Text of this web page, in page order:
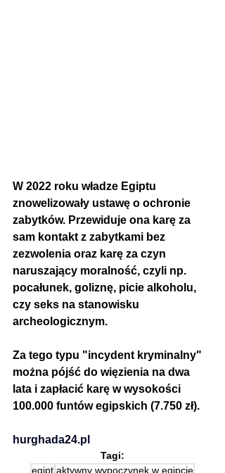
W 2022 roku władze Egiptu
znowelizowały ustawę o ochronie
zabytków. Przewiduje ona karę za
sam kontakt z zabytkami bez
zezwolenia oraz karę za czyn
naruszający moralność, czyli np.
pocałunek, goliznę, picie alkoholu,
czy seks na stanowisku
archeologicznym.
Za tego typu "incydent kryminalny"
można pójść do więzienia na dwa
lata i zapłacić karę w wysokości
100.000 funtów egipskich (7.750 zł).
hurghada24.pl
Tagi:
egipt aktywny wypoczynek w egipcie